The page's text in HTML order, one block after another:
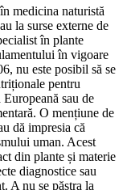
medicina naturistă
la surse externe de
în plante
în vigoare
nu este posibil să se
pentru
sau de
O mențiune de
dă impresia că
uman. Acest
din plante și materie
diagnostice sau
A nu se păstra la